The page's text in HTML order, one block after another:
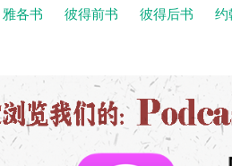
雅各书 彼得前书 彼得后书 约